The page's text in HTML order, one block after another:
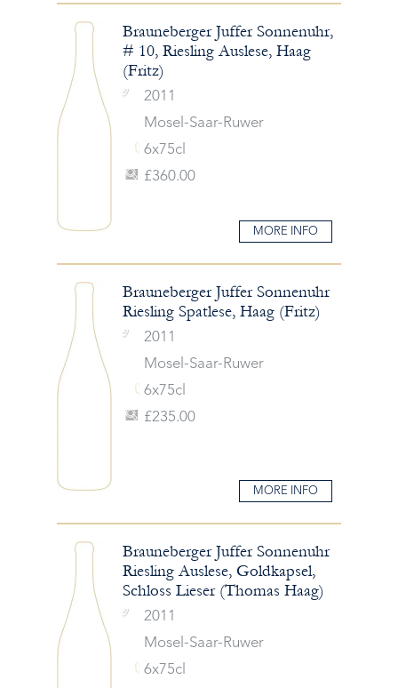
Brauneberger Juffer Sonnenuhr,
# 10, Riesling Auslese, Haag
(Fritz)
2011
Mosel-Saar-Ruwer
6x75cl
£360.00
MORE INFO
Brauneberger Juffer Sonnenuhr
Riesling Spatlese, Haag (Fritz)
2011
Mosel-Saar-Ruwer
6x75cl
£235.00
MORE INFO
Brauneberger Juffer Sonnenuhr
Riesling Auslese, Goldkapsel,
Schloss Lieser (Thomas Haag)
2011
Mosel-Saar-Ruwer
6x75cl